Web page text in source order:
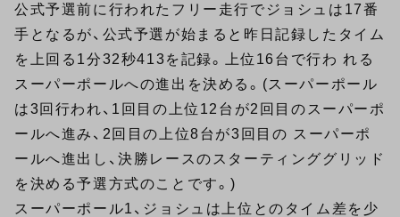
公式予選前に行われたフリー走行でジョシュは17番
手となるが、公式予選が始まると昨日記録したタイム
を上回る1分32秒413を記録。上位16台で行わ れる
スーパーポールへの進出を決める。(スーパーポール
は3回行われ、1回目の上位12台が2回目のスーパーポ
ールへ進み、2回目の上位8台が3回目の スーパーポ
ールへ進出し、決勝レースのスターティンググリッド
を決める予選方式のことです。)
スーパーポール1、ジョシュは上位とのタイム差を少